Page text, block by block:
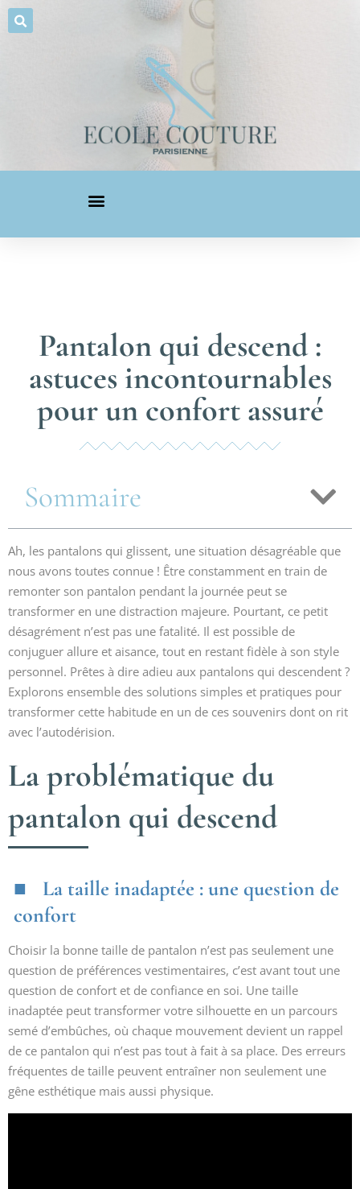
Pantalon qui descend :
astuces incontournables
pour un confort assuré
Sommaire
Ah, les pantalons qui glissent, une situation désagréable que
nous avons toutes connue ! Être constamment en train de
remonter son pantalon pendant la journée peut se
transformer en une distraction majeure. Pourtant, ce petit
désagrément n’est pas une fatalité. Il est possible de
conjuguer allure et aisance, tout en restant fidèle à son style
personnel. Prêtes à dire adieu aux pantalons qui descendent ?
Explorons ensemble des solutions simples et pratiques pour
transformer cette habitude en un de ces souvenirs dont on rit
avec l’autodérision.
La problématique du
pantalon qui descend
La taille inadaptée : une question de
confort
Choisir la bonne taille de pantalon n’est pas seulement une
question de préférences vestimentaires, c’est avant tout une
question de confort et de confiance en soi. Une taille
inadaptée peut transformer votre silhouette en un parcours
semé d’embûches, où chaque mouvement devient un rappel
de ce pantalon qui n’est pas tout à fait à sa place. Des erreurs
fréquentes de taille peuvent entraîner non seulement une
gêne esthétique mais aussi physique.